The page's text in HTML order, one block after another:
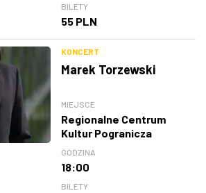
BILETY
55 PLN
KONCERT
Marek Torzewski
MIEJSCE
Regionalne Centrum
Kultur Pogranicza
GODZINA
18:00
BILETY